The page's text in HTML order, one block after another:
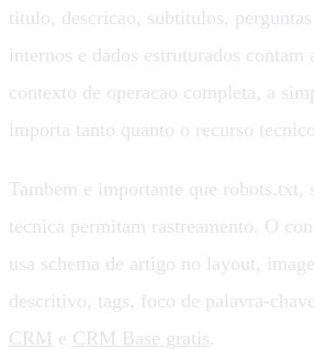
titulo, descricao, subtitulos,
internos e dados estruturados
contexto de operacao completa, a
importa tanto quanto o recurso
Tambem e importante que robots.txt,
tecnica permitam rastreamento. O
usa schema de artigo no layout,
descritivo, tags, foco de palavra-
CRM e CRM Base gratis.